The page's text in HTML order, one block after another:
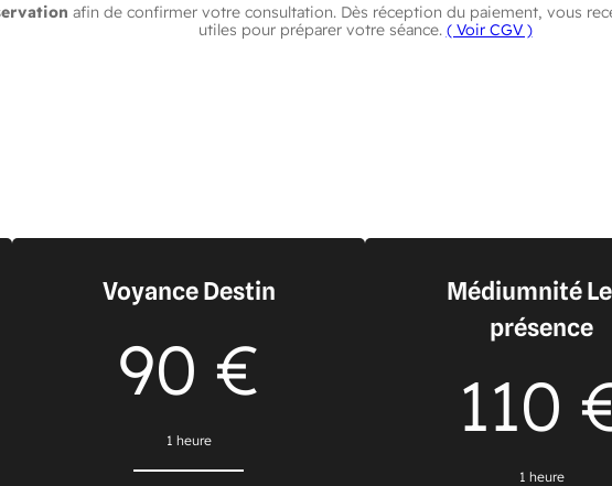
afin de confirmer votre consultation. Dès réception du paiement, vous
utiles pour préparer votre séance. ( Voir CGV )
Voyance Destin
90 €
1 heure
Médiumnité
présence
110
1 heure